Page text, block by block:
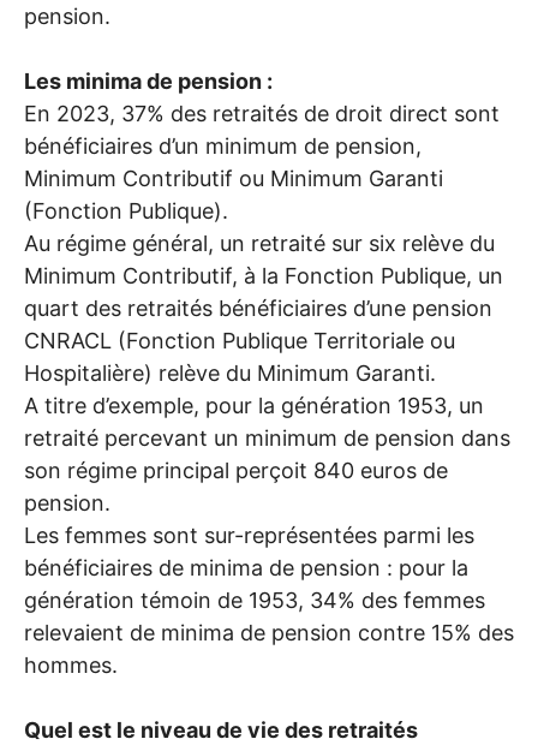
pension.
Les minima de pension :
En 2023, 37% des retraités de droit direct sont
bénéficiaires d’un minimum de pension,
Minimum Contributif ou Minimum Garanti
(Fonction Publique).
Au régime général, un retraité sur six relève du
Minimum Contributif, à la Fonction Publique, un
quart des retraités bénéficiaires d’une pension
CNRACL (Fonction Publique Territoriale ou
Hospitalière) relève du Minimum Garanti.
A titre d’exemple, pour la génération 1953, un
retraité percevant un minimum de pension dans
son régime principal perçoit 840 euros de
pension.
Les femmes sont sur-représentées parmi les
bénéficiaires de minima de pension : pour la
génération témoin de 1953, 34% des femmes
relevaient de minima de pension contre 15% des
hommes.
Quel est le niveau de vie des retraités